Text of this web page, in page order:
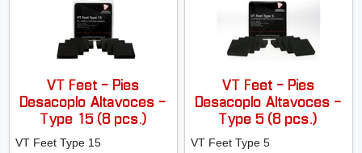
VT Feet - Pies
Desacoplo Altavoces -
Type 15 (8 pcs.)
VT Feet Type 15
VT Feet - Pies
Desacoplo Altavoces -
Type 5 (8 pcs.)
VT Feet Type 5